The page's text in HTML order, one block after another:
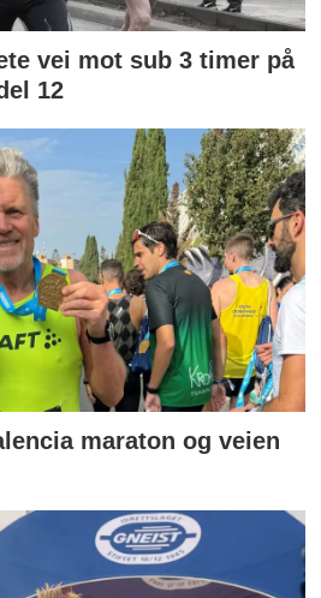
vei mot sub 3 timer på
12
maraton og veien